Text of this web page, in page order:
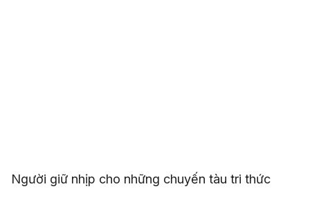
Người giữ nhịp cho những chuyến tàu tri thức